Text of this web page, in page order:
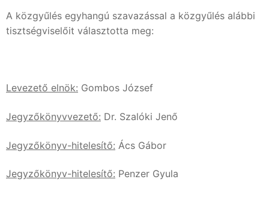
A közgyűlés egyhangú szavazással a közgyűlés alábbi
tisztségviselőit választotta meg:
Levezető elnök: Gombos József
Jegyzőkönyvvezető: Dr. Szalóki Jenő
Jegyzőkönyv-hitelesítő: Ács Gábor
Jegyzőkönyv-hitelesítő: Penzer Gyula